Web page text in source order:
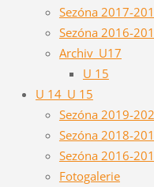
Sezóna 2017-
Sezóna 2016-
Archiv_U17
U 15
U 14_U 15
Sezóna 2019-
Sezóna 2018-
Sezóna 2016-
Fotogalerie